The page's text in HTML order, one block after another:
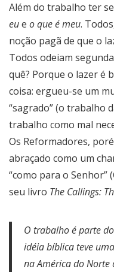
Além do trabalho ter
eue o que é meu.
noção pagã de que o
Todos odeiam
quê? Porque o lazer é
coisa: ergueu-se um
“sagrado” (o trabalho
trabalho como mal
Os Reformadores,
abraçado como um
“como para o Senhor”
seu livro The Callings:
O trabalho é parte
idéia bíblica teve
na América do Norte